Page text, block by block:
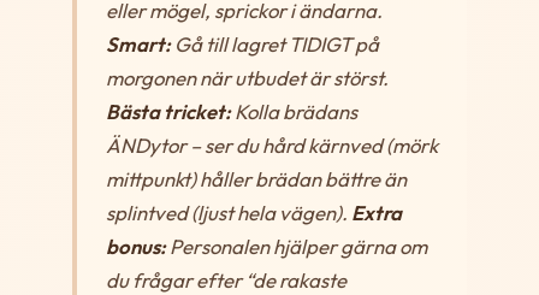
eller mögel, sprickor i ändarna.
Smart:Gå till lagret TIDIGT på
morgonen när utbudet är störst.
Bästa tricket:Kolla brädans
ÄNDytor – ser du hård kärnved (mörk
mittpunkt) håller brädan bättre än
splintved (ljust hela vägen). Extra
bonus:Personalen hjälper gärna om
du frågar efter “de rakaste